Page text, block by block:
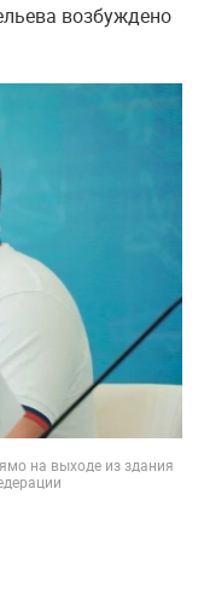
возбуждено
на выходе из здания